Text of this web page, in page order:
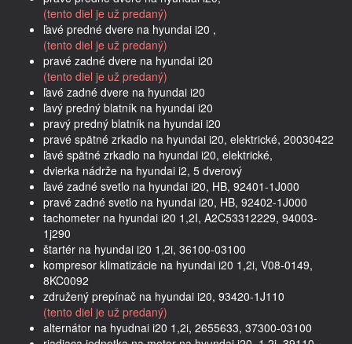
(tento diel je už predaný)
ľavé predné dvere na hyundai i20 ,
(tento diel je už predaný)
pravé zadné dvere na hyundai i20
(tento diel je už predaný)
ľavé zadné dvere na hyundai i20
ľavý predný blatník na hyundai i20
pravý predný blatník na hyundai i20
pravé spätné zrkadlo na hyundai i20, elektrické, 20030422
ľavé spätné zrkadlo na hyundai i20, elektrické,
dvierka nádrže na hyundai i2, 5 dverový
ľavé zadné svetlo na hyundai i20, HB, 92401-1J000
pravé zadné svetlo na hyundai i20, HB, 92402-1J000
tachometer na hyundai i20 1,2I, A2C53312229, 94003-
1j290
štartér na hyundai i20 1,2i, 36100-03100
kompresor klimatizácie na hyundai i20 1,2i, V08-0149,
8KC0092
združený prepínač na hyundai i20, 93420-1J110
(tento diel je už predaný)
alternátor na hyudnai i20 1,2i, 2655633, 37300-03100